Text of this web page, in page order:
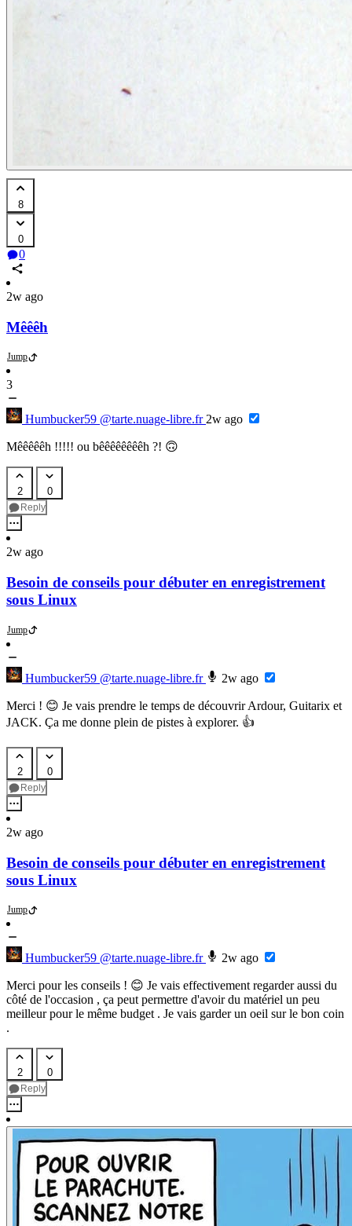
8
0
0
2w ago
Mêêêh
Jump
3
Humbucker59 @tarte.nuage-libre.fr 2w ago
Mêêêêêh !!!!! ou bêêêêêêêêh ?! 🙃
2 0
Reply
2w ago
Besoin de conseils pour débuter en enregistrement
sous Linux
Jump
Humbucker59 @tarte.nuage-libre.fr 2w ago
Merci ! 😊 Je vais prendre le temps de découvrir Ardour, Guitarix et
JACK. Ça me donne plein de pistes à explorer. 👍
2 0
Reply
2w ago
Besoin de conseils pour débuter en enregistrement
sous Linux
Jump
Humbucker59 @tarte.nuage-libre.fr 2w ago
Merci pour les conseils ! 😊 Je vais effectivement regarder aussi du
côté de l'occasion , ça peut permettre d'avoir du matériel un peu
meilleur pour le même budget . Je vais garder un oeil sur le bon coin
.
2 0
Reply
Rance
@jlai.lu
Humbucker59
@tarte.nuage-libre.fr
2w
ago